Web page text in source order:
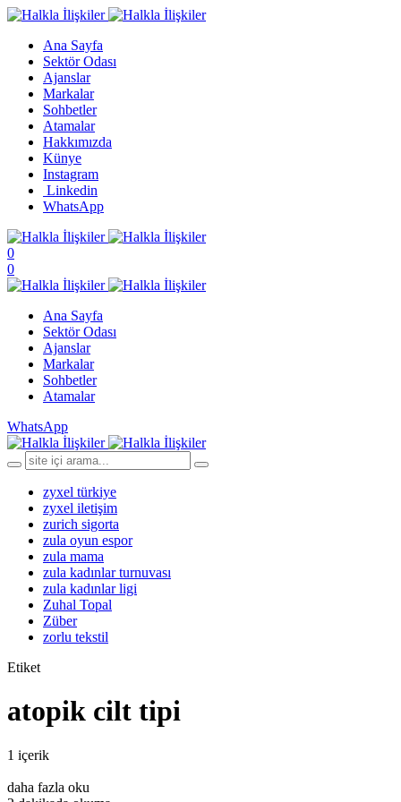
Ana Sayfa
Sektör Odası
Ajanslar
Markalar
Sohbetler
Atamalar
Hakkımızda
Künye
Instagram
Linkedin
WhatsApp
0
0
Ana Sayfa
Sektör Odası
Ajanslar
Markalar
Sohbetler
Atamalar
WhatsApp
zyxel türkiye
zyxel iletişim
zurich sigorta
zula oyun espor
zula mama
zula kadınlar turnuvası
zula kadınlar ligi
Zuhal Topal
Züber
zorlu tekstil
Etiket
atopik cilt tipi
1 içerik
daha fazla oku